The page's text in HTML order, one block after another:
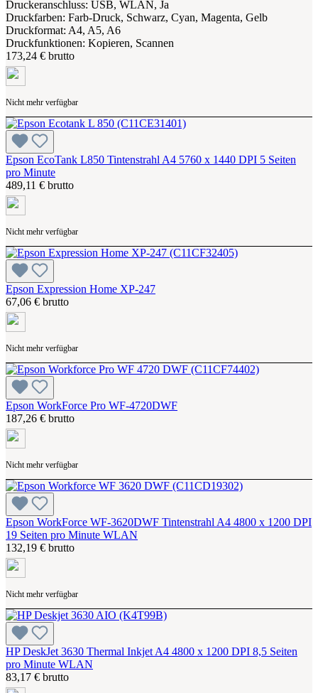
Druckeranschluss: USB, WLAN, Ja
Druckfarben: Farb-Druck, Schwarz, Cyan, Magenta, Gelb
Druckformat: A4, A5, A6
Druckfunktionen: Kopieren, Scannen
173,24 € brutto
Nicht mehr verfügbar
Epson EcoTank L850 Tintenstrahl A4 5760 x 1440 DPI 5 Seiten
pro Minute
489,11 € brutto
Nicht mehr verfügbar
Epson Expression Home XP-247
67,06 € brutto
Nicht mehr verfügbar
Epson WorkForce Pro WF-4720DWF
187,26 € brutto
Nicht mehr verfügbar
Epson WorkForce WF-3620DWF Tintenstrahl A4 4800 x 1200 DPI
19 Seiten pro Minute WLAN
132,19 € brutto
Nicht mehr verfügbar
HP DeskJet 3630 Thermal Inkjet A4 4800 x 1200 DPI 8,5 Seiten
pro Minute WLAN
83,17 € brutto